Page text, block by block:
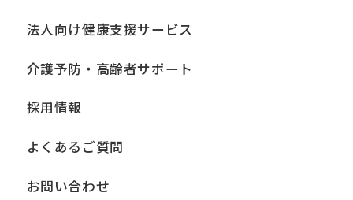
法人向け健康支援サービス
介護予防・高齢者サポート
採用情報
よくあるご質問
お問い合わせ